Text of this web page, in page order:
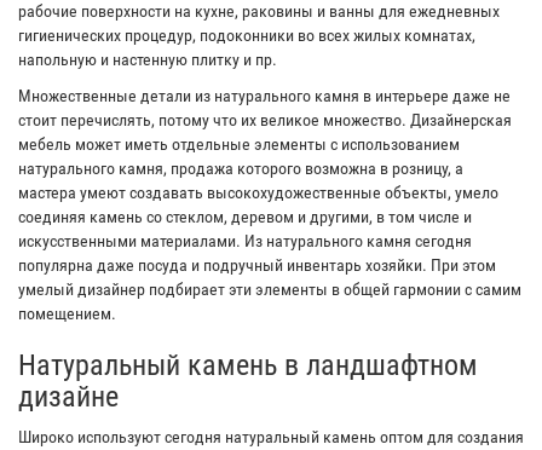
рабочие поверхности на кухне, раковины и ванны для ежедневных
гигиенических процедур, подоконники во всех жилых комнатах,
напольную и настенную плитку и пр.
Множественные детали из натурального камня в интерьере даже не
стоит перечислять, потому что их великое множество. Дизайнерская
мебель может иметь отдельные элементы с использованием
натурального камня, продажа которого возможна в розницу, а
мастера умеют создавать высокохудожественные объекты, умело
соединяя камень со стеклом, деревом и другими, в том числе и
искусственными материалами. Из натурального камня сегодня
популярна даже посуда и подручный инвентарь хозяйки. При этом
умелый дизайнер подбирает эти элементы в общей гармонии с самим
помещением.
Натуральный камень в ландшафтном
дизайне
Широко используют сегодня натуральный камень оптом для создания